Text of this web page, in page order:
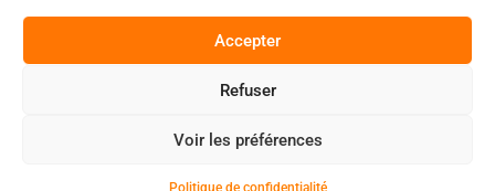
Accepter
Refuser
Voir les préférences
Politique de confidentialitéCopyright 2025 © All rights Reserved.